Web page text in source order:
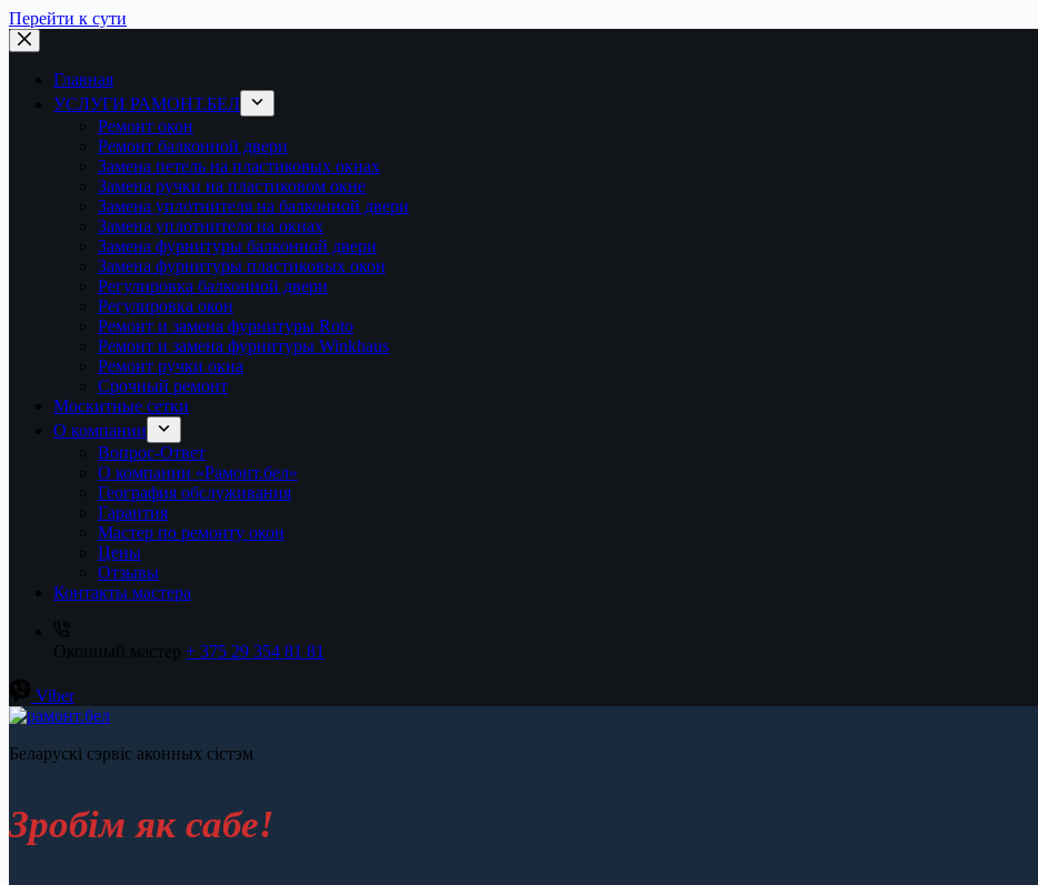
Перейти к сути
Главная
УСЛУГИ РАМОНТ.БЕЛ
Ремонт окон
Ремонт балконной двери
Замена петель на пластиковых окнах
Замена ручки на пластиковом окне
Замена уплотнителя на балконной двери
Замена уплотнителя на окнах
Замена фурнитуры балконной двери
Замена фурнитуры пластиковых окон
Регулировка балконной двери
Регулировка окон
Ремонт и замена фурнитуры Roto
Ремонт и замена фурнитуры Winkhaus
Ремонт ручки окна
Срочный ремонт
Москитные сетки
О компании
Вопрос-Ответ
О компании «Рамонт.бел»
География обслуживания
Гарантия
Мастер по ремонту окон
Цены
Отзывы
Контакты мастера
Оконный мастер + 375 29 354 81 81
Viber
Беларускі сэрвіс аконных сістэм
Зробiм як сабе!